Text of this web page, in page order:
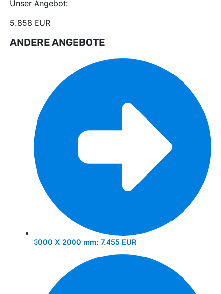
Unser Angebot:
5.858 EUR
ANDERE ANGEBOTE
3000 X 2000 mm: 7.455 EUR